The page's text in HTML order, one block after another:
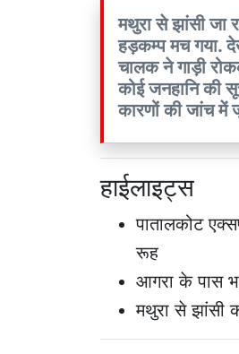
मथुरा से झांसी जा
हड़कम्प मच गया.
चालक ने गाड़ी
कोई जनहानि की
कारणों की जांच में
हाईलाइट्स
पातालकोट
रूह
आगरा के पास
मथुरा से झांसी